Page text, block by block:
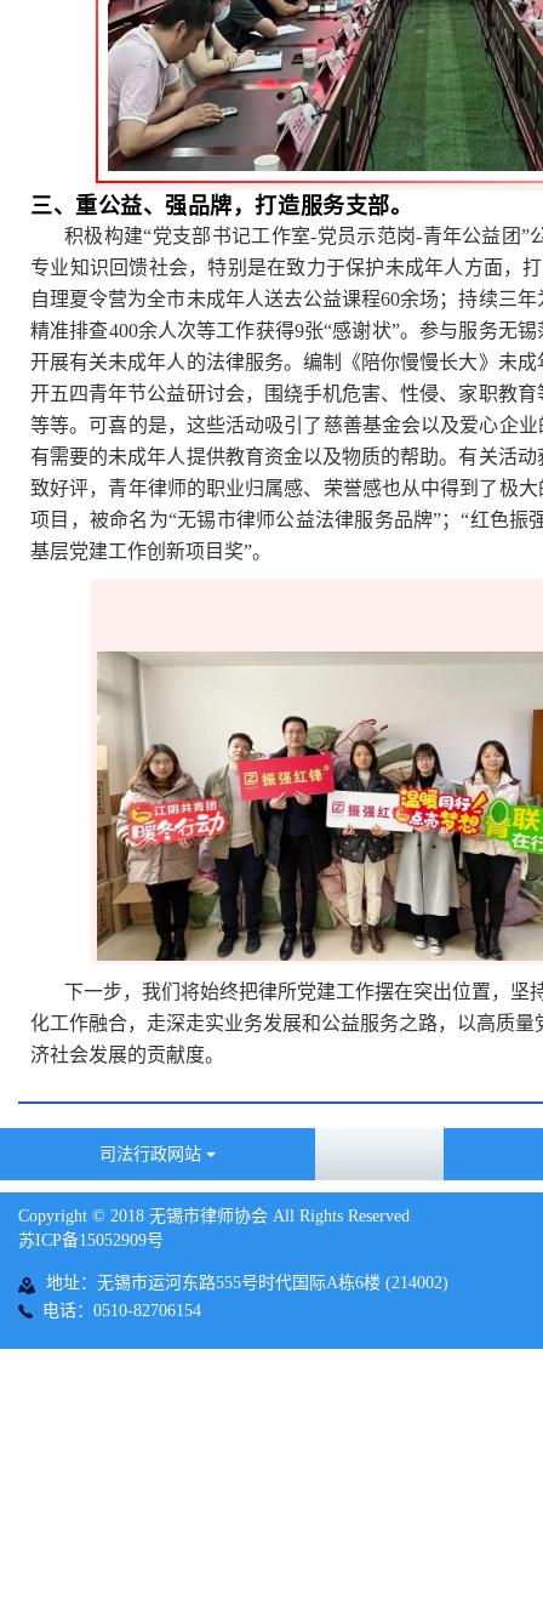
三、重公益、强品牌，打造服务支部。
积极构建“党支部书记工作室-党员示范岗-青年公益团
专业知识回馈社会，特别是在致力于保护未成年人方面，
自理夏令营为全市未成年人送去公益课程60余场；持续三
精准排查400余人次等工作获得9张“感谢状”。参与服务无
开展有关未成年人的法律服务。编制《陪你慢慢长大》未
开五四青年节公益研讨会，围绕手机危害、性侵、家职教
等等。可喜的是，这些活动吸引了慈善基金会以及爱心企
有需要的未成年人提供教育资金以及物质的帮助。有关活
致好评，青年律师的职业归属感、荣誉感也从中得到了极
项目，被命名为“无锡市律师公益法律服务品牌”；“红色振
基层党建工作创新项目奖”。
下一步，我们将始终把律所党建工作摆在突出位置，坚
化工作融合，走深走实业务发展和公益服务之路，以高质
济社会发展的贡献度。
司法行政网站
Copyright © 2018 无锡市律师协会 All Rights Reserved
苏ICP备15052909号
地址：无锡市运河东路555号时代国际A栋6楼 (214002)
电话：0510-82706154